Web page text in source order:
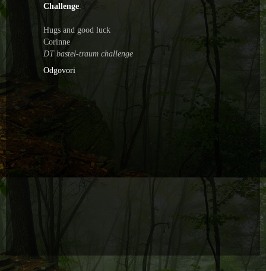
Challenge
Hugs and good luck
Corinne
DT bastel-traum challenge
Odgovori